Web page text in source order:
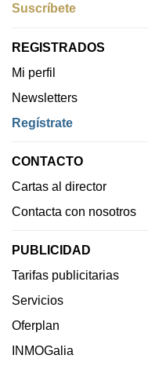
Suscríbete
REGISTRADOS
Mi perfil
Newsletters
Regístrate
CONTACTO
Cartas al director
Contacta con nosotros
PUBLICIDAD
Tarifas publicitarias
Servicios
Oferplan
INMOGalia